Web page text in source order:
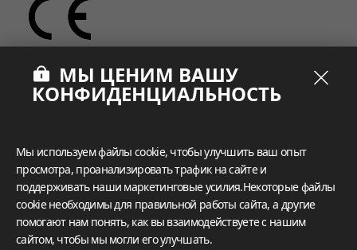
МЫ ЦЕНИМ ВАШУ
КОНФИДЕНЦИАЛЬНОСТЬ
Мы используем файлы cookie, чтобы улучшить ваш опыт
просмотра, проанализировать трафик на сайте и
поддерживать наши маркетинговые усилия.Некоторые файлы
cookie необходимы для правильной работы сайта, а другие
помогают нам понять, как вы взаимодействуете с нашим
сайтом, чтобы мы могли его улучшать.